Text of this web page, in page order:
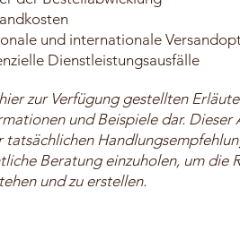
und internationale
Dienstleistungsausfälle
zur Verfügung gestellten
und Beispiele dar.
tatsächlichen
Beratung einzuholen, um die
und zu erstellen.